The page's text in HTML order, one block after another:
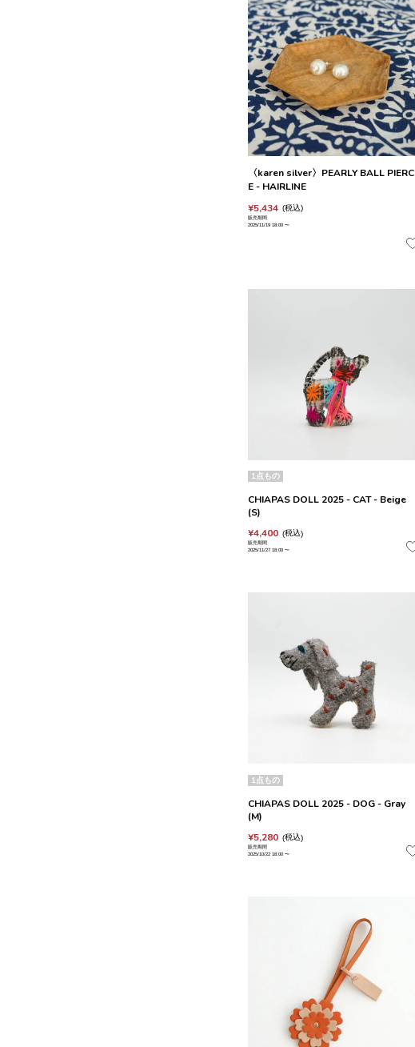
〈karen silver〉PEARLY BALL PIERC
E - HAIRLINE
¥5,434 税込
販売期間
2025/11/19 18:00 〜
1点もの
CHIAPAS DOLL 2025 - CAT - Beige
(S)
¥4,400 税込
販売期間
2025/11/27 18:00 〜
1点もの
CHIAPAS DOLL 2025 - DOG - Gray
(M)
¥5,280 税込
販売期間
2025/10/22 18:00 〜